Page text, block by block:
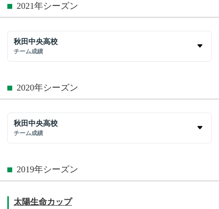
2021年シーズン
秋田中央高校
チーム成績
2020年シーズン
秋田中央高校
チーム成績
2019年シーズン
太陽生命カップ